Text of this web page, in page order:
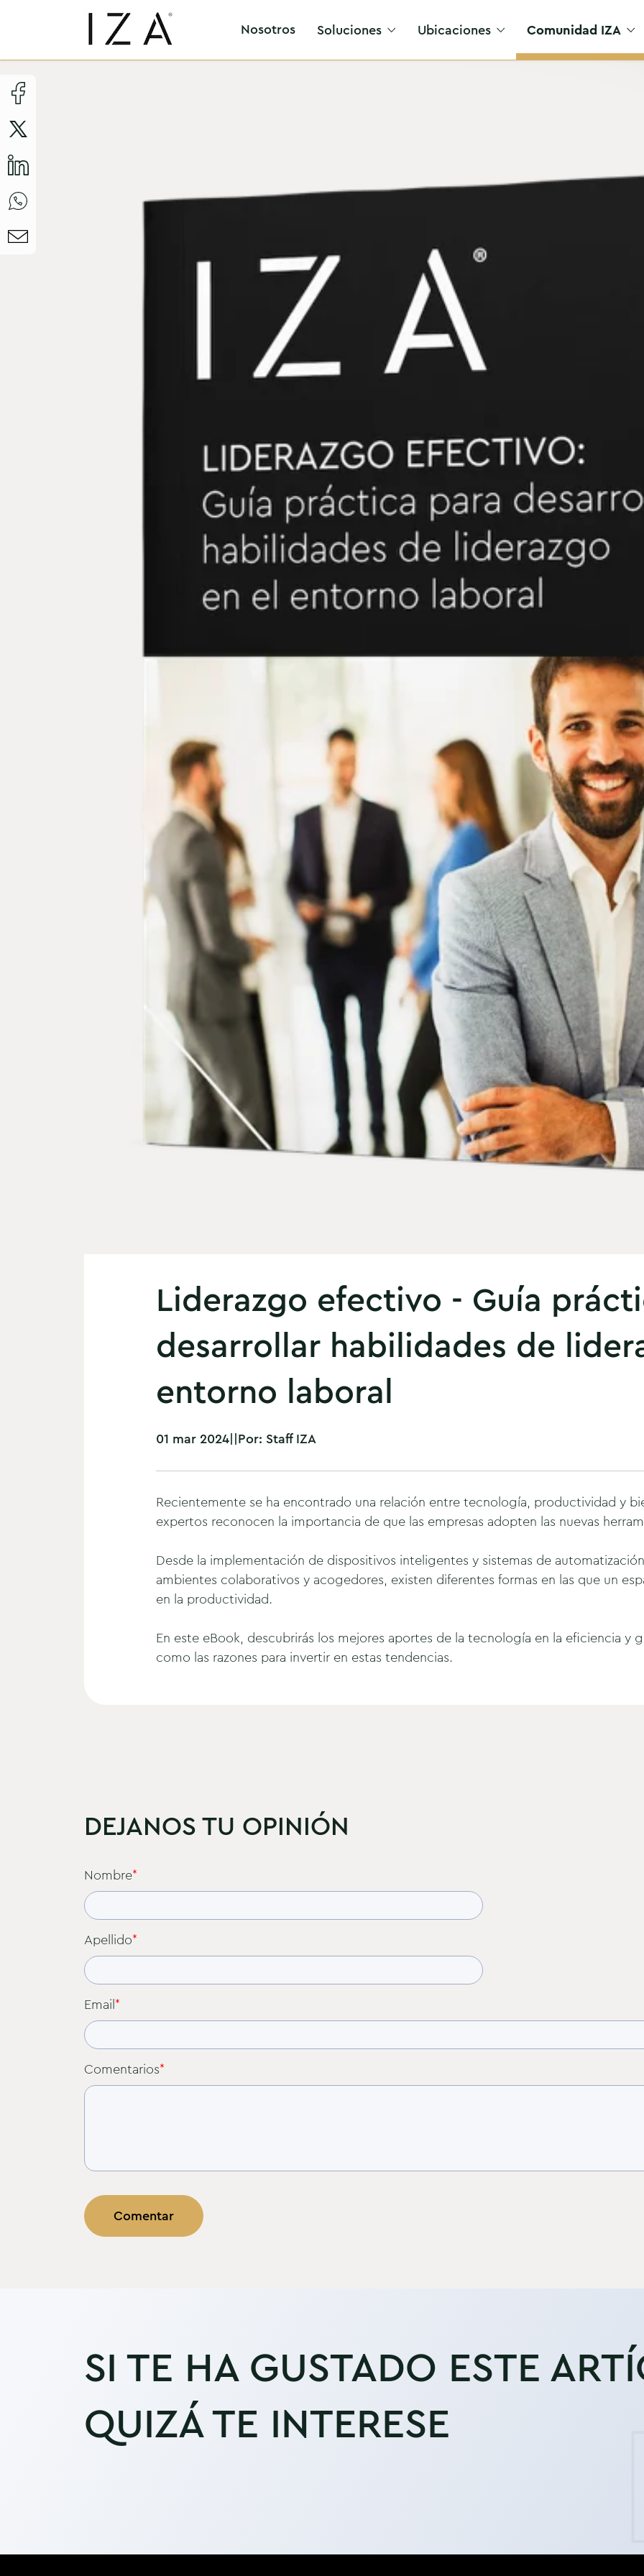
Nosotros Soluciones Ubicaciones Comunidad IZA
Liderazgo efectivo - Guía
desarrollar habilidades de
entorno laboral
01 mar 2024||Por: Staff IZA
Recientemente se ha encontrado una relación entre tecnología, productividad y
expertos reconocen la importancia de que las empresas adopten las nuevas
Desde la implementación de dispositivos inteligentes y sistemas de
ambientes colaborativos y acogedores, existen diferentes formas en las que un
en la productividad.
En este eBook, descubrirás los mejores aportes de la tecnología en la eficiencia y
como las razones para invertir en estas tendencias.
DEJANOS TU OPINIÓN
Nombre*
Apellido*
Email*
Comentarios*
SI TE HA GUSTADO ESTE
QUIZÁ TE INTERESE